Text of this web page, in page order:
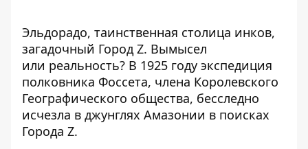
Эльдорадо, таинственная столица инков,
загадочный Город Z. Вымысел
или реальность? В 1925 году экспедиция
полковника Фоссета, члена Королевского
Географического общества, бесследно
исчезла в джунглях Амазонии в поисках
Города Z.